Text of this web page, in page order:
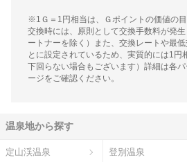
※1Ｇ＝1円相当は、Ｇポイントの価値の
交換時には、原則として交換手数料が発
ートナーを除く）また、交換レートや最
とに設定されているため、実質的には1円
下回らない場合もございます）詳細は各
ージをご確認ください。
温泉地から探す
定山渓温泉 登別温泉